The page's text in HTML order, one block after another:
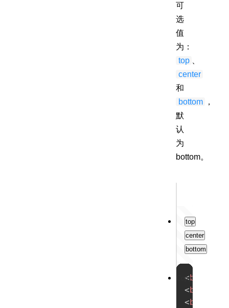
可
选
值
为：
top
center
和
bottom
，
默
认
为
bottom。
top
center
bottom
<button
< button
< button
Copy